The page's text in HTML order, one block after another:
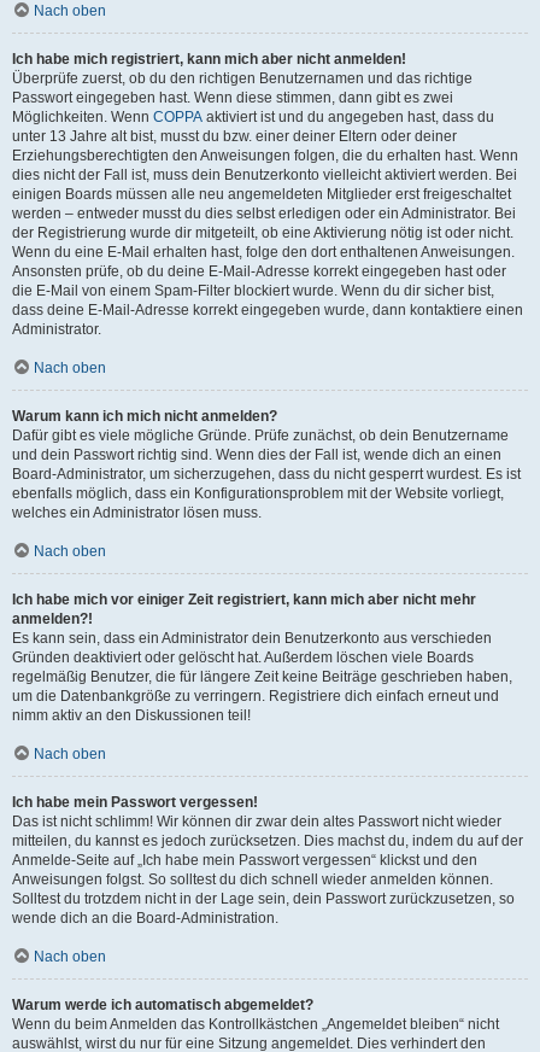
Nach oben
Ich habe mich registriert, kann mich aber nicht anmelden!
Überprüfe zuerst, ob du den richtigen Benutzernamen und das richtige
Passwort eingegeben hast. Wenn diese stimmen, dann gibt es zwei
Möglichkeiten. Wenn COPPA aktiviert ist und du angegeben hast, dass du
unter 13 Jahre alt bist, musst du bzw. einer deiner Eltern oder deiner
Erziehungsberechtigten den Anweisungen folgen, die du erhalten hast. Wenn
dies nicht der Fall ist, muss dein Benutzerkonto vielleicht aktiviert werden. Bei
einigen Boards müssen alle neu angemeldeten Mitglieder erst freigeschaltet
werden – entweder musst du dies selbst erledigen oder ein Administrator. Bei
der Registrierung wurde dir mitgeteilt, ob eine Aktivierung nötig ist oder nicht.
Wenn du eine E-Mail erhalten hast, folge den dort enthaltenen Anweisungen.
Ansonsten prüfe, ob du deine E-Mail-Adresse korrekt eingegeben hast oder
die E-Mail von einem Spam-Filter blockiert wurde. Wenn du dir sicher bist,
dass deine E-Mail-Adresse korrekt eingegeben wurde, dann kontaktiere einen
Administrator.
Nach oben
Warum kann ich mich nicht anmelden?
Dafür gibt es viele mögliche Gründe. Prüfe zunächst, ob dein Benutzername
und dein Passwort richtig sind. Wenn dies der Fall ist, wende dich an einen
Board-Administrator, um sicherzugehen, dass du nicht gesperrt wurdest. Es ist
ebenfalls möglich, dass ein Konfigurationsproblem mit der Website vorliegt,
welches ein Administrator lösen muss.
Nach oben
Ich habe mich vor einiger Zeit registriert, kann mich aber nicht mehr
anmelden?!
Es kann sein, dass ein Administrator dein Benutzerkonto aus verschieden
Gründen deaktiviert oder gelöscht hat. Außerdem löschen viele Boards
regelmäßig Benutzer, die für längere Zeit keine Beiträge geschrieben haben,
um die Datenbankgröße zu verringern. Registriere dich einfach erneut und
nimm aktiv an den Diskussionen teil!
Nach oben
Ich habe mein Passwort vergessen!
Das ist nicht schlimm! Wir können dir zwar dein altes Passwort nicht wieder
mitteilen, du kannst es jedoch zurücksetzen. Dies machst du, indem du auf der
Anmelde-Seite auf „Ich habe mein Passwort vergessen“ klickst und den
Anweisungen folgst. So solltest du dich schnell wieder anmelden können.
Solltest du trotzdem nicht in der Lage sein, dein Passwort zurückzusetzen, so
wende dich an die Board-Administration.
Nach oben
Warum werde ich automatisch abgemeldet?
Wenn du beim Anmelden das Kontrollkästchen „Angemeldet bleiben“ nicht
auswählst, wirst du nur für eine Sitzung angemeldet. Dies verhindert den